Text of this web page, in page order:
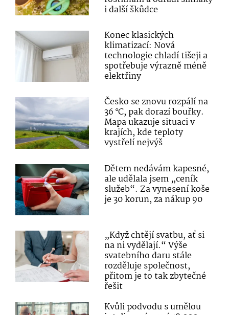
i další škůdce
Konec klasických
klimatizací: Nová
technologie chladí tišeji a
spotřebuje výrazně méně
elektřiny
Česko se znovu rozpálí na
36 °C, pak dorazí bouřky.
Mapa ukazuje situaci v
krajích, kde teploty
vystřelí nejvýš
Dětem nedávám kapesné,
ale udělala jsem „ceník
služeb“. Za vynesení koše
je 30 korun, za nákup 90
„Když chtějí svatbu, ať si
na ni vydělají.“ Výše
svatebního daru stále
rozděluje společnost,
přitom je to tak zbytečné
řešit
Kvůli podvodu s umělou